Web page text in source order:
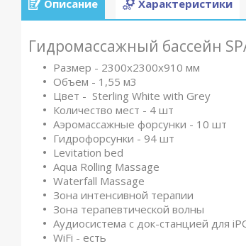
Описание Характеристики
Гидромассажный бассейн
Размер - 2300x2300x910 мм
Объем - 1,55 м3
Цвет - Sterling White with Grey
Количество мест - 4 шт
Аэромассажные форсунки - 10 шт
Гидрофорсунки - 94 шт
Levitation bed
Aqua Rolling Massage
Waterfall Massage
Зона интенсивной терапии
Зона терапевтической волны
Аудиосистема с док-станцией для
WiFi - есть